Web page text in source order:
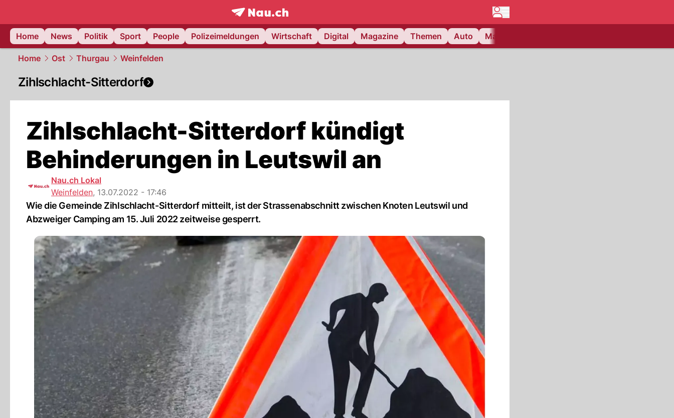
frontpage.NAU.ch
Home
News Politik Sport People Polizeimeldungen Wirtschaft Digital Magazine Themen Auto Matchcenter
Home Ost Thurgau Weinfelden
Zihlschlacht-Sitterdorf
Zihlschlacht-Sitterdorf kündigt
Behinderungen in Leutswil an
Nau.ch Lokal
Weinfelden, 13.07.2022 - 17:46
Wie die Gemeinde Zihlschlacht-Sitterdorf mitteilt, ist der Strassenabschnitt zwischen Knoten Leutswil und
Abzweiger Camping am 15. Juli 2022 zeitweise gesperrt.